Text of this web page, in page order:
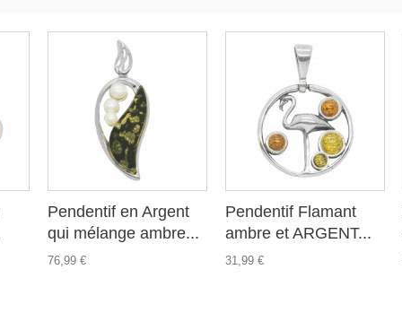
Pendentif en Argent
qui mélange ambre...
76,99 €
Pendentif Flamant
ambre et ARGENT...
31,99 €